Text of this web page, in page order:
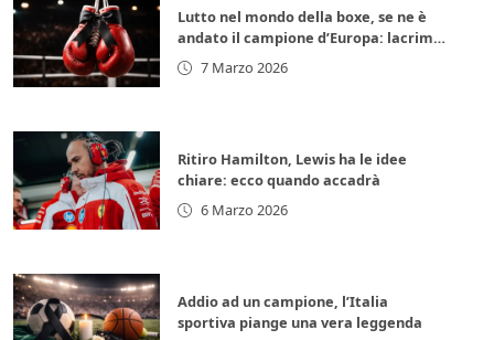
Lutto nel mondo della boxe, se ne è
andato il campione d’Europa: lacrime
per la leggenda italiana
7 Marzo 2026
Ritiro Hamilton, Lewis ha le idee
chiare: ecco quando accadrà
6 Marzo 2026
Addio ad un campione, l’Italia
sportiva piange una vera leggenda